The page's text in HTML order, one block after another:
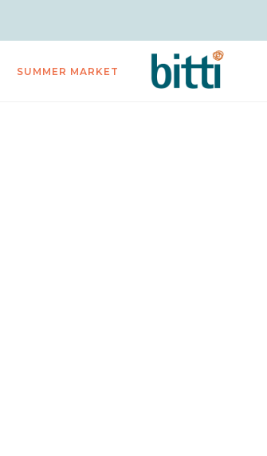
SUMMER MARKET